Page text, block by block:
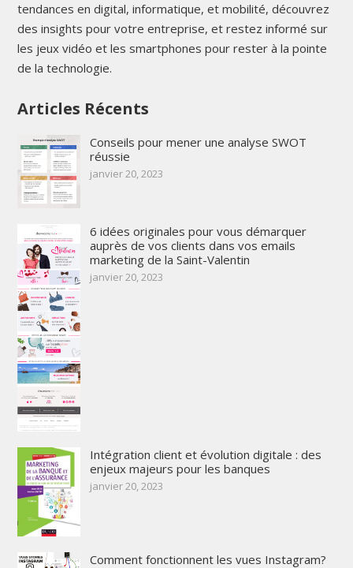
tendances en digital, informatique, et mobilité, découvrez
des insights pour votre entreprise, et restez informé sur
les jeux vidéo et les smartphones pour rester à la pointe
de la technologie.
Articles Récents
Conseils pour mener une analyse SWOT
réussie
janvier 20, 2023
6 idées originales pour vous démarquer
auprès de vos clients dans vos emails
marketing de la Saint-Valentin
janvier 20, 2023
Intégration client et évolution digitale : des
enjeux majeurs pour les banques
janvier 20, 2023
Comment fonctionnent les vues Instagram?